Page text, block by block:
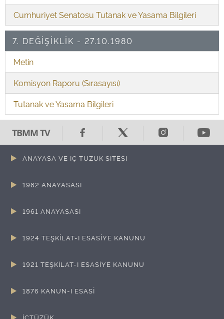
Cumhuriyet Senatosu Tutanak ve Yasama Bilgileri
7. DEĞİŞİKLİK - 27.10.1980
Metin
Komisyon Raporu (Sırasayısı)
Tutanak ve Yasama Bilgileri
TBMM TV
ANAYASA VE İÇ TÜZÜK SİTESİ
1982 ANAYASASI
GENEL BİLGİLER
METİN VE DEĞİŞİKLİK BİLGİLERİ
1961 ANAYASASI
GENEL BİLGİLER
METİN VE DEĞİŞİKLİK BİLGİLERİ
1924 TEŞKİLAT-I ESASİYE KANUNU
GENEL BİLGİLER
METİN VE DEĞİŞİKLİK BİLGİLERİ
1921 TEŞKİLAT-I ESASİYE KANUNU
GENEL BİLGİLER
METİN VE DEĞİŞİKLİK BİLGİLERİ
1876 KANUN-I ESASİ
GENEL BİLGİLER
İÇTÜZÜK